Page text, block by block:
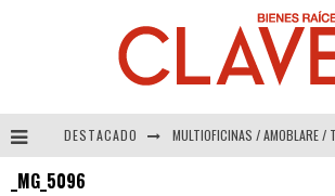
DESTACADO
_MG_5096